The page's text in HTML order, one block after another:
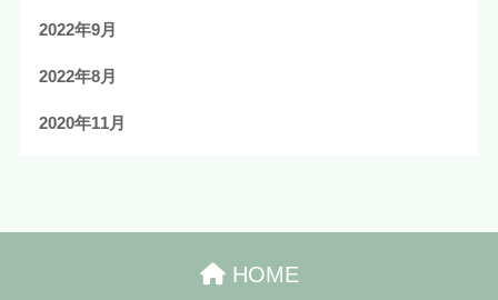
2022年9月
2022年8月
2020年11月
HOME